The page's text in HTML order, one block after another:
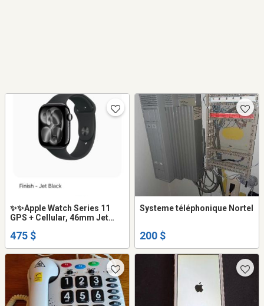
✨️✨️Apple Watch Series 11
GPS + Cellular, 46mm Jet
Black Sport Band - M/L✨️✨️
475 $
Systeme téléphonique Nortel
200 $